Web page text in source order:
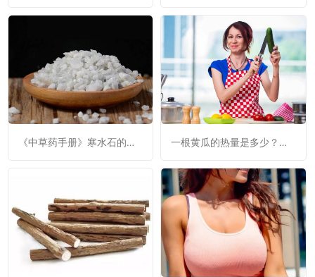
《中草药手册》寒水石的功
一根黄瓜的热量是多少？黄